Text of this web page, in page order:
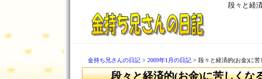
段々と経
金持ち兄さんの日記 > 2009年1月の日記 > 段々と経済的(お金)に
段々と経済的(お金)に苦しくな